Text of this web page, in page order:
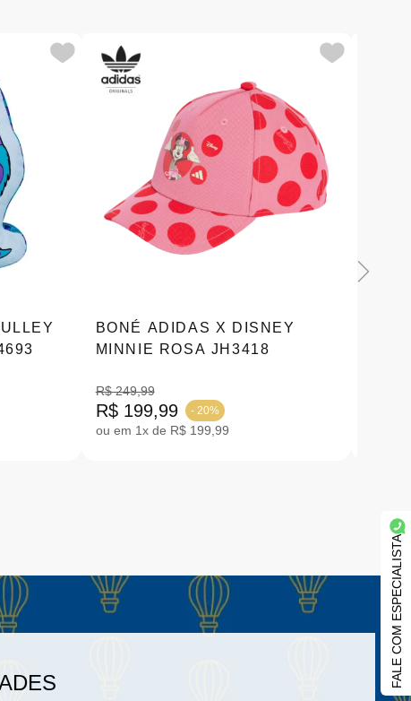
FALE COM ESPECIALISTA
BONÉ ADIDAS X DISNEY
MINNIE ROSA JH3418
R$ 249,99
R$ 199,99 - 20%
ou em 1x de R$ 199,99